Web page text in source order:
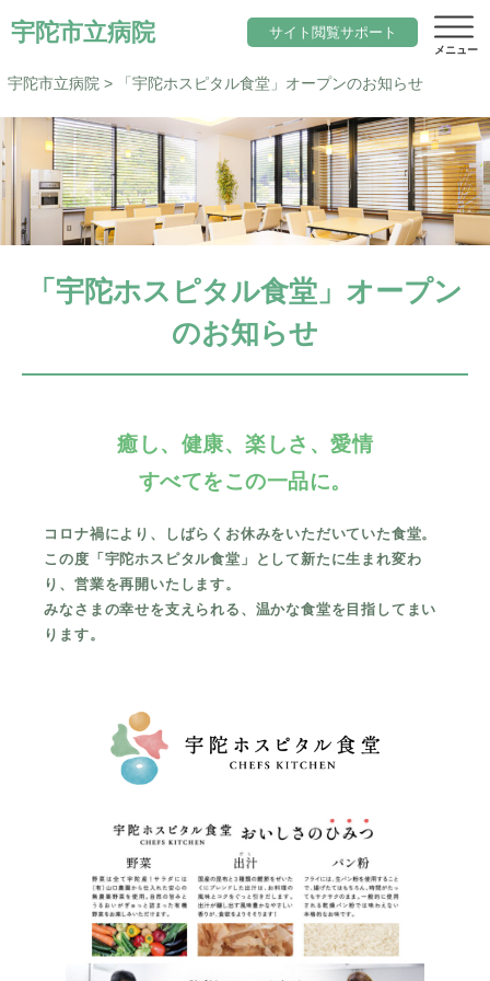
サイト内検索
文字サイズ
標準
小さく
大きく
色変更
標準 黒
当院について
院長のご挨拶
基本理念と行動指針
当院の期待職員像
施設概要
診療科目一覧
内科
総合診療科（院内標ぼう）
小児科
産婦人科
整形外科
泌尿器科
眼科
麻酔科
地域医療
「ウェルネスシティ宇陀市」構想
宇陀市立病院の役割
宇陀けあネット
移動診療車（うだモバイルクリニック
UMC）
地域連携課のご案内
宇陀市立病院 サイト閲覧サポート
宇陀市立病院 > 「宇陀ホスピタル食堂」オープンのお知らせ
「宇陀ホスピタル食堂」オープン
のお知らせ
癒し、健康、楽しさ、愛情
すべてをこの一品に。
コロナ禍により、しばらくお休みをいただいていた食堂。
この度「宇陀ホスピタル食堂」として新たに生まれ変わ
り、営業を再開いたします。
みなさまの幸せを支えられる、温かな食堂を目指してまい
ります。